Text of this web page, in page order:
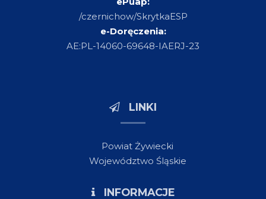
/czernichow/SkrytkaESP
e-Doręczenia:
AE:PL-14060-69648-IAERJ-23
LINKI
Powiat Żywiecki
Województwo Śląskie
INFORMACJE